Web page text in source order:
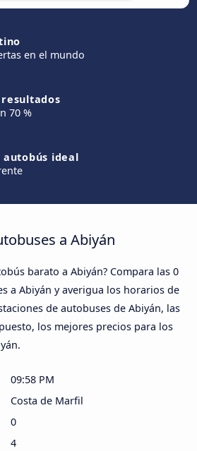
en el mundo
70 %
autobús ideal
a Abiyán
barato a Abiyán? Compara las 0
a Abiyán y averigua los horarios de
de autobuses de Abiyán, las
los mejores precios para los
09:58 PM
Costa de Marfil
0
4